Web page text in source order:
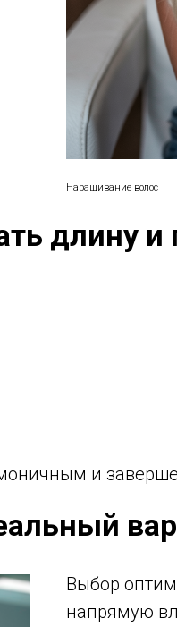
Наращивание волос
длину и
и
Выбор
напрямую